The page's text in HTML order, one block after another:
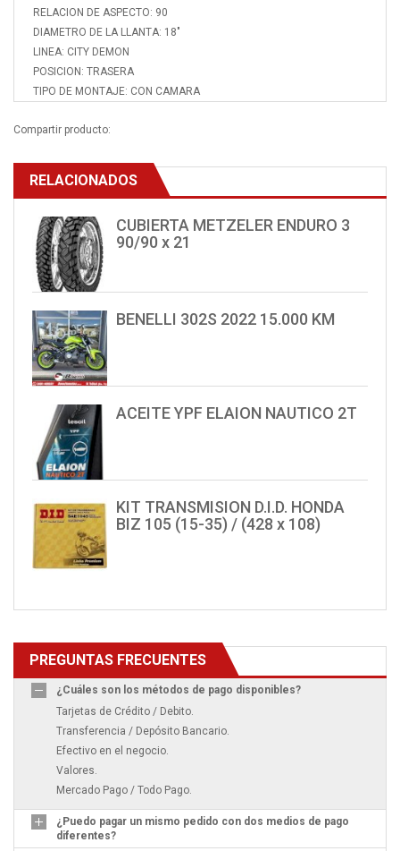
RELACION DE ASPECTO: 90
DIAMETRO DE LA LLANTA: 18"
LINEA: CITY DEMON
POSICION: TRASERA
TIPO DE MONTAJE: CON CAMARA
Compartir producto:
RELACIONADOS
CUBIERTA METZELER ENDURO 3
90/90 x 21
BENELLI 302S 2022 15.000 KM
ACEITE YPF ELAION NAUTICO 2T
KIT TRANSMISION D.I.D. HONDA
BIZ 105 (15-35) / (428 x 108)
PREGUNTAS FRECUENTES
¿Cuáles son los métodos de pago disponibles?
Tarjetas de Crédito / Debito.
Transferencia / Depósito Bancario.
Efectivo en el negocio.
Valores.
Mercado Pago / Todo Pago.
¿Puedo pagar un mismo pedido con dos medios de pago
diferentes?